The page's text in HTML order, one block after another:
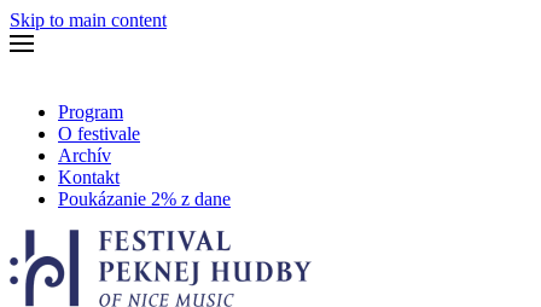
Skip to main content
Program
O festivale
Archív
Kontakt
Poukázanie 2% z dane